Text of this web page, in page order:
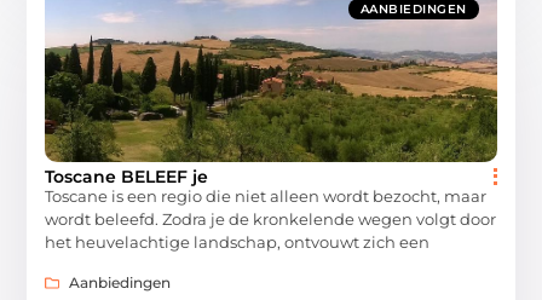
AANBIEDINGEN
Toscane BELEEF je
Toscane is een regio die niet alleen wordt bezocht, maar
wordt beleefd. Zodra je de kronkelende wegen volgt door
het heuvelachtige landschap, ontvouwt zich een
Aanbiedingen